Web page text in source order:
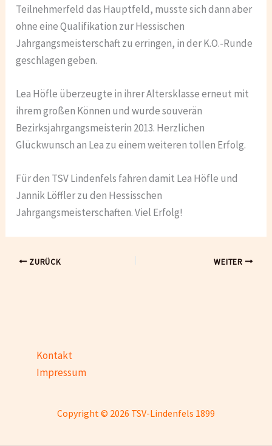
Teilnehmerfeld das Hauptfeld, musste sich dann aber
ohne eine Qualifikation zur Hessischen
Jahrgangsmeisterschaft zu erringen, in der K.O.-Runde
geschlagen geben.
Lea Höfle überzeugte in ihrer Altersklasse erneut mit
ihrem großen Können und wurde souverän
Bezirksjahrgangsmeisterin 2013. Herzlichen
Glückwunsch an Lea zu einem weiteren tollen Erfolg.
Für den TSV Lindenfels fahren damit Lea Höfle und
Jannik Löffler zu den Hessisschen
Jahrgangsmeisterschaften. Viel Erfolg!
ZURÜCK WEITER
Kontakt
Impressum
Copyright © 2026 TSV-Lindenfels 1899